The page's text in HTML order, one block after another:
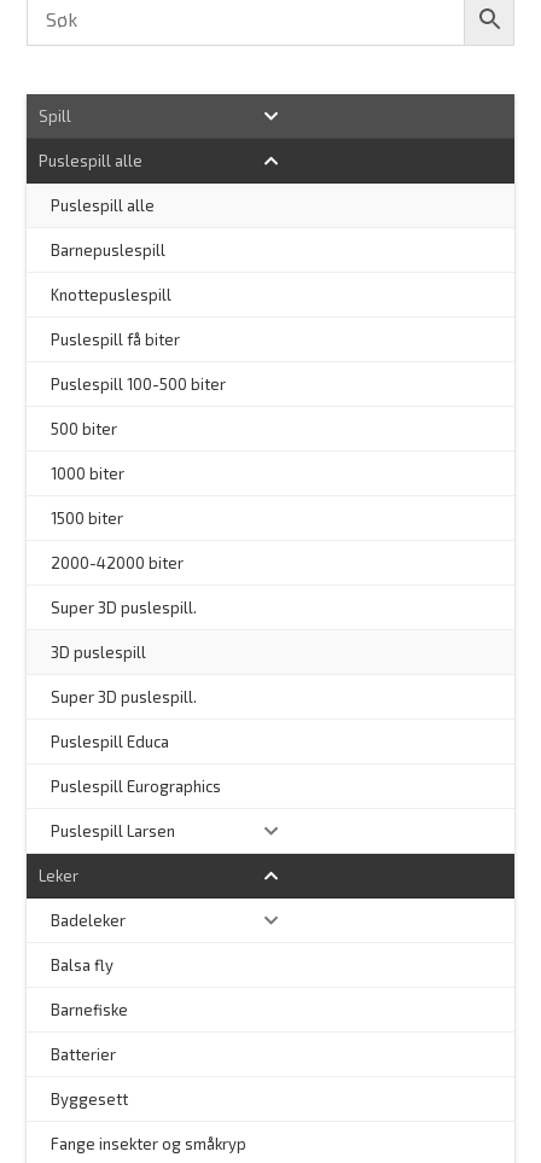
Spill
Puslespill alle
Puslespill alle
Barnepuslespill
Knottepuslespill
Puslespill få biter
Puslespill 100-500 biter
500 biter
1000 biter
1500 biter
2000-42000 biter
Super 3D puslespill.
3D puslespill
Super 3D puslespill.
Puslespill Educa
Puslespill Eurographics
Puslespill Larsen
Leker
Badeleker
Balsa fly
Barnefiske
Batterier
Byggesett
Fange insekter og småkryp